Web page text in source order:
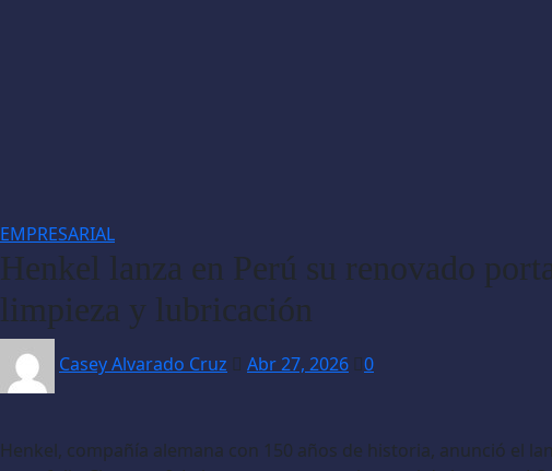
EMPRESARIAL
Henkel lanza en Perú su renovado
limpieza y lubricación
Casey Alvarado Cruz Abr 27, 2026 0
Henkel, compañía alemana con 150 años de historia, anunció el